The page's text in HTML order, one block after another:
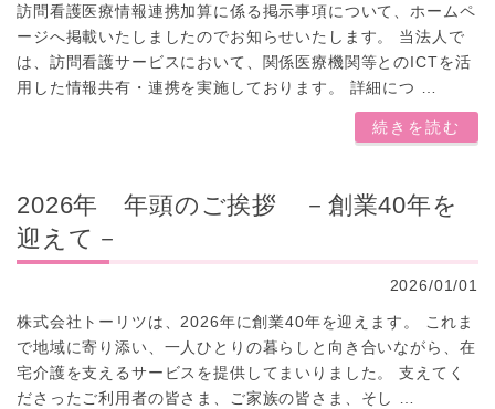
訪問看護医療情報連携加算に係る掲示事項について、ホームペ
ージへ掲載いたしましたのでお知らせいたします。 当法人で
は、訪問看護サービスにおいて、関係医療機関等とのICTを活
用した情報共有・連携を実施しております。 詳細につ …
続きを読む
2026年 年頭のご挨拶 －創業40年を
迎えて－
2026/01/01
株式会社トーリツは、2026年に創業40年を迎えます。 これま
で地域に寄り添い、一人ひとりの暮らしと向き合いながら、在
宅介護を支えるサービスを提供してまいりました。 支えてく
ださったご利用者の皆さま、ご家族の皆さま、そし …